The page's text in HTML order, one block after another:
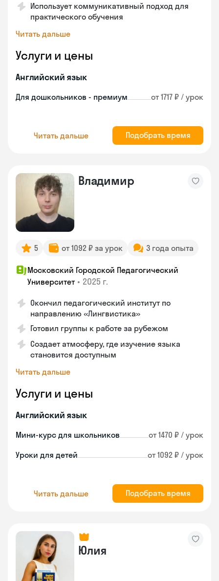
Использует коммуникативный подход для
практического обучения
Читать дальше
Услуги и цены
Английский язык
Для дошкольников - премиум от 1717 ₽ / урок
Читать дальше Подобрать время
Владимир
5 от 1092 ₽ за урок 3 года опыта
Московский Городской Педагогический
Университет • 2025 г.
Окончил педагогический институт по
направлению «Лингвистика»
Готовил группы к работе за рубежом
Создает атмосферу, где изучение языка
становится доступным
Читать дальше
Услуги и цены
Английский язык
Мини-курс для школьников от 1470 ₽ / урок
Уроки для детей от 1092 ₽ / урок
Читать дальше Подобрать время
Юлия